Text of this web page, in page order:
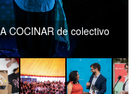
COCINAR de colectivo